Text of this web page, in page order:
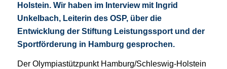
Holstein. Wir haben im Interview mit Ingrid
Unkelbach, Leiterin des OSP, über die
Entwicklung der Stiftung Leistungssport und der
Sportförderung in Hamburg gesprochen.
Der Olympiastützpunkt Hamburg/Schleswig-Holstein